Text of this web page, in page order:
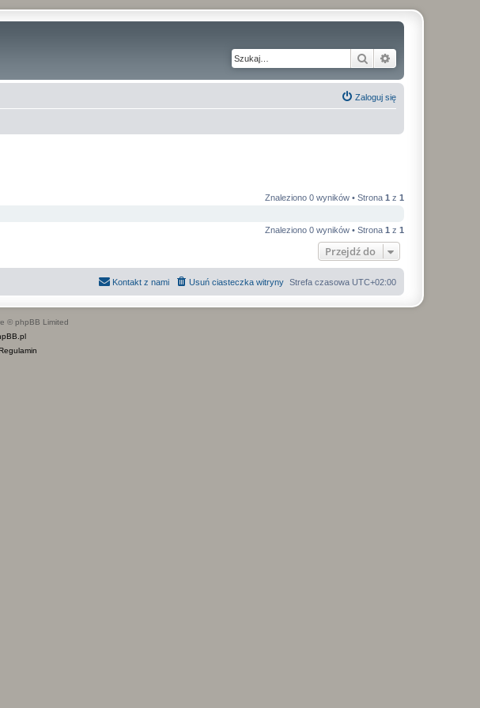
Szukaj
Zaloguj się
Znaleziono 0 wyników • Strona 1 z 1
Znaleziono 0 wyników • Strona 1 z 1
Przejdź do
Strefa czasowa UTC+02:00
Usuń ciasteczka witryny
Kontakt z nami
© phpBB Limited